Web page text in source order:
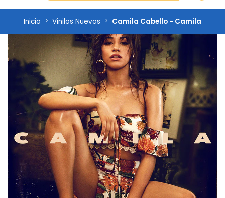
Inicio Vinilos Nuevos Camila Cabello - Camila